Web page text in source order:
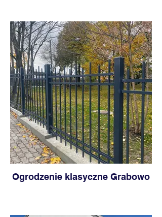
Ogrodzenie klasyczne Grabowo